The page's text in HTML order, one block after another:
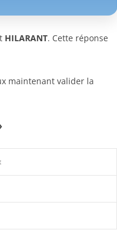
HILARANT. Cette réponse
maintenant valider la